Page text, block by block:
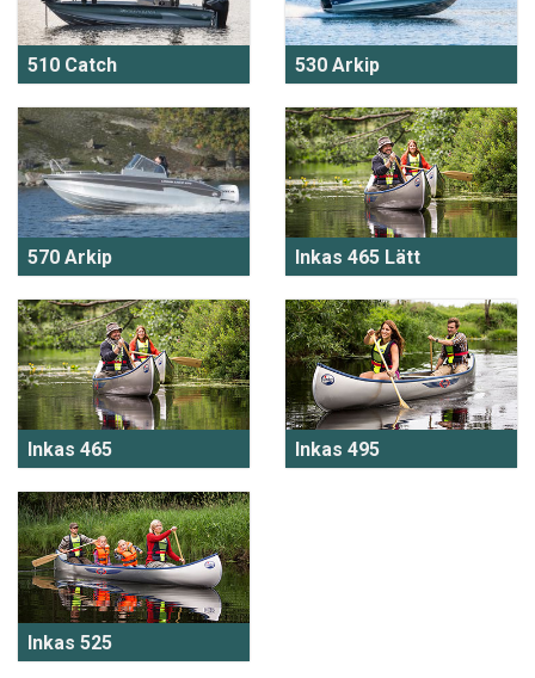
510 Catch 530 Arkip
570 Arkip Inkas 465 Lätt
Inkas 465 Inkas 495
Inkas 525